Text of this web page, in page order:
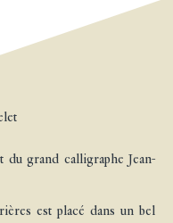
du grand calligraphe Jean-
est placé dans un bel